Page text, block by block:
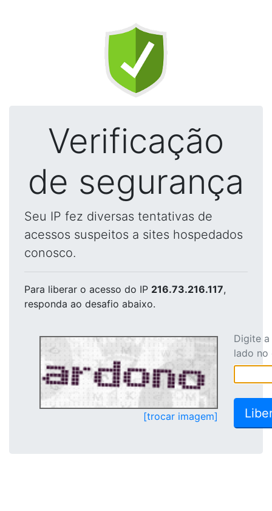
Verificação
de segurança
Seu IP fez diversas tentativas de
acessos suspeitos a sites hospedados
conosco.
Para liberar o acesso do IP 216.73.216.117,
responda ao desafio abaixo.
[trocar imagem]
Digite
lado no